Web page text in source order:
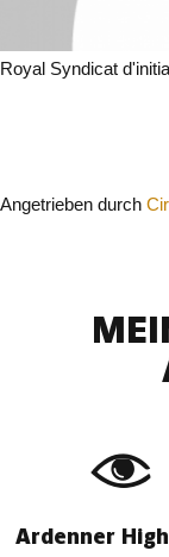
Royal Syndicat
Angetrieben durch
Ardenner